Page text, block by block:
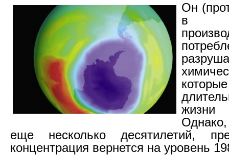
Он
в
жизни
еще несколько десятилетий,
концентрация вернется на уровень